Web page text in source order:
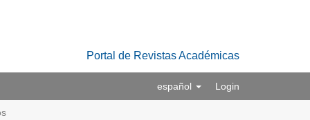
Portal de Revistas Académicas
español Login